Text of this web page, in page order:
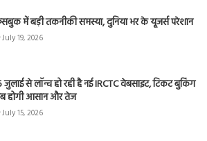
में बड़ी तकनीकी समस्या, दुनिया भर के यूजर्स परेशान
July 19, 2026
जुलाई से लॉन्च हो रही है नई IRCTC वेबसाइट, टिकट बुकिंग
होगी आसान और तेज
July 15, 2026